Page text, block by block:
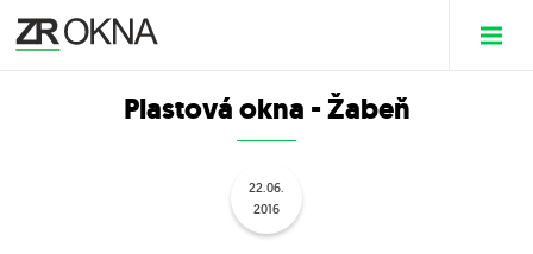
Plastová okna - Žabeň
22.06.
2016